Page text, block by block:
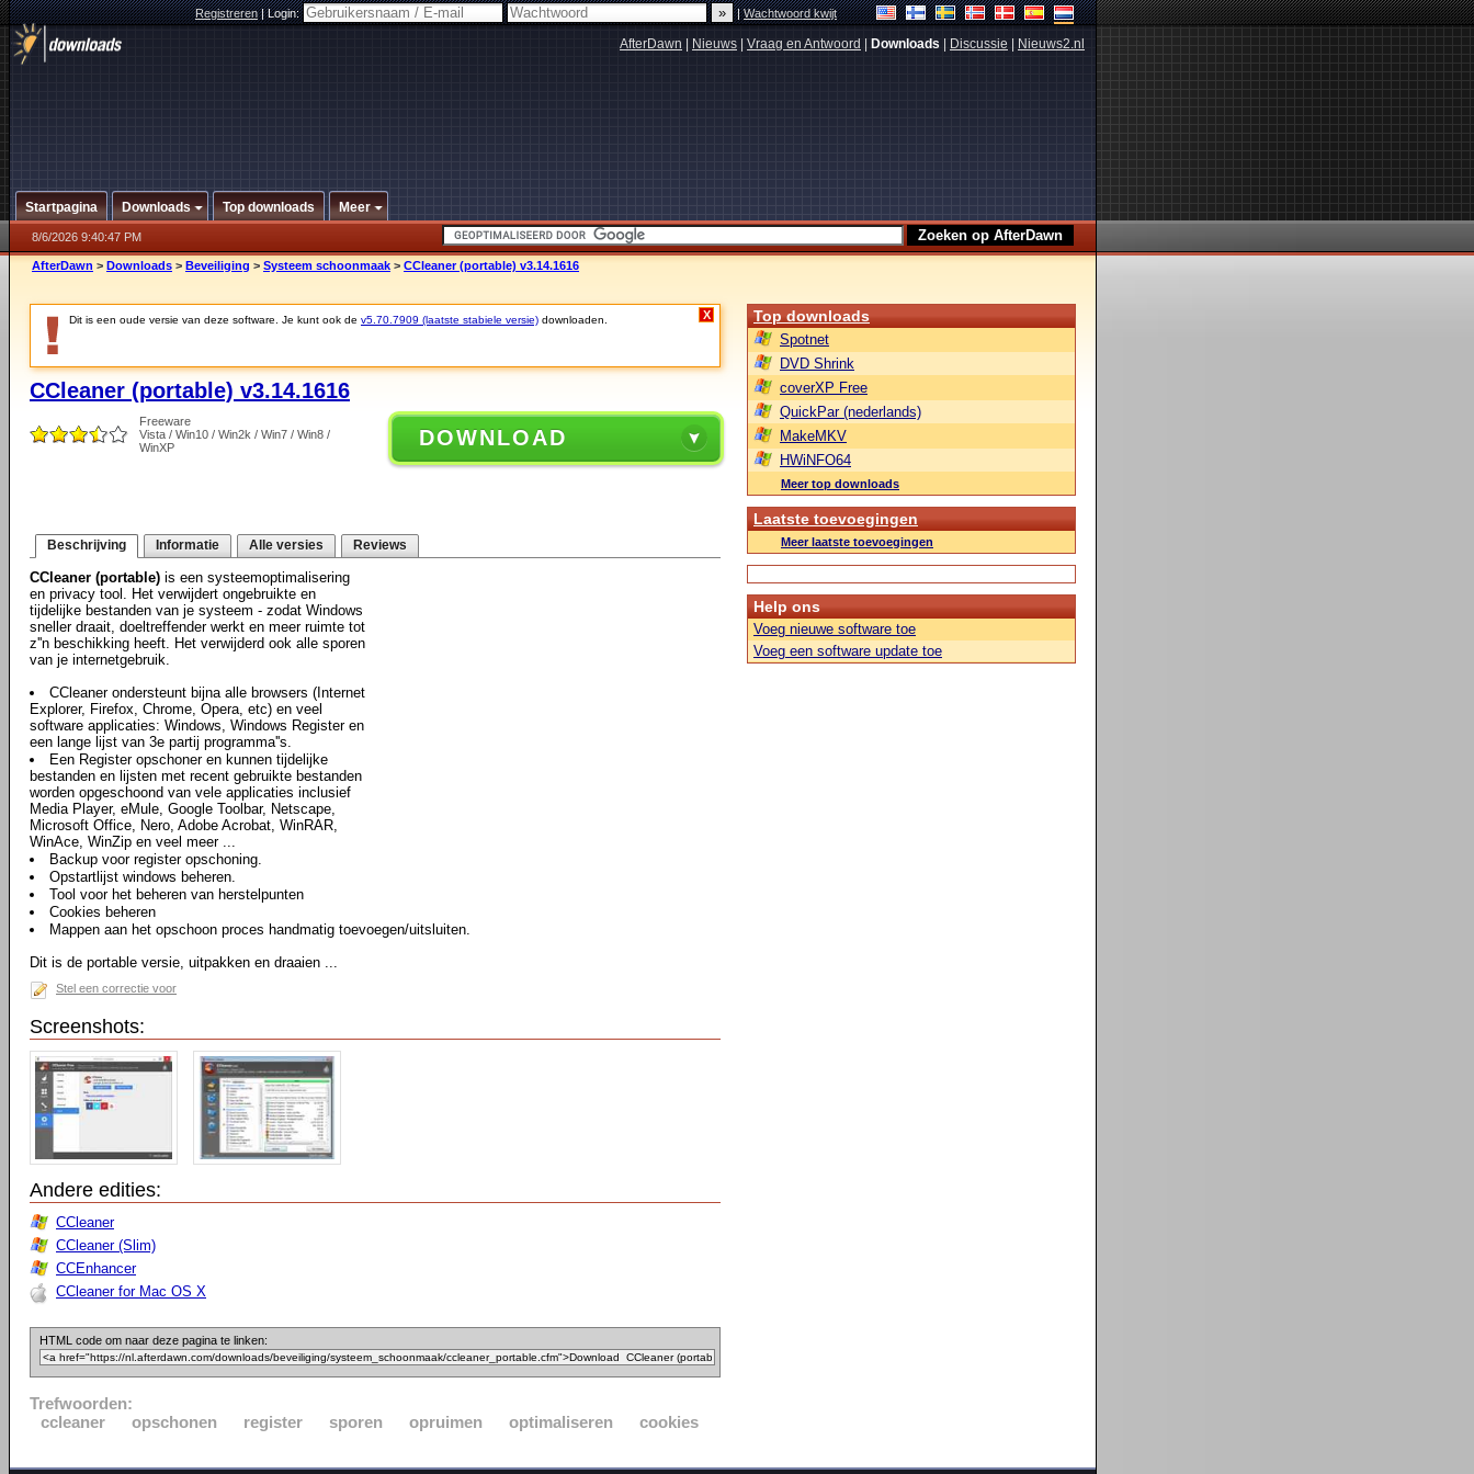
Registreren|Login: |Wachtwoord kwijt
AfterDawn Nieuws Vraag en Antwoord Downloads Discussie Nieuws2.nl
Startpagina Downloads Top downloads Meer
8/6/2026 9:40:47 PM
AfterDawn > Downloads > Beveiliging > Systeem schoonmaak > CCleaner (portable) v3.14.1616
Dit is een oude versie van deze software. Je kunt ook de v5.70.7909 (laatste stabiele versie) downloaden. X
CCleaner (portable) v3.14.1616
Freeware
Vista / Win10 / Win2k / Win7 / Win8 /
WinXP
DOWNLOAD
Beschrijving Informatie Alle versies Reviews
CCleaner (portable) is een systeemoptimalisering
en privacy tool. Het verwijdert ongebruikte en
tijdelijke bestanden van je systeem - zodat Windows
sneller draait, doeltreffender werkt en meer ruimte tot
z''n beschikking heeft. Het verwijderd ook alle sporen
van je internetgebruik.
CCleaner ondersteunt bijna alle browsers (Internet
Explorer, Firefox, Chrome, Opera, etc) en veel
software applicaties: Windows, Windows Register en
een lange lijst van 3e partij programma''s.
Een Register opschoner en kunnen tijdelijke
bestanden en lijsten met recent gebruikte bestanden
worden opgeschoond van vele applicaties inclusief
Media Player, eMule, Google Toolbar, Netscape,
Microsoft Office, Nero, Adobe Acrobat, WinRAR,
WinAce, WinZip en veel meer ...
Backup voor register opschoning.
Opstartlijst windows beheren.
Tool voor het beheren van herstelpunten
Cookies beheren
Mappen aan het opschoon proces handmatig toevoegen/uitsluiten.
Dit is de portable versie, uitpakken en draaien ...
Stel een correctie voor
Screenshots:
Andere edities:
CCleaner
CCleaner (Slim)
CCEnhancer
CCleaner for Mac OS X
HTML code om naar deze pagina te linken:
Trefwoorden:
ccleaner
opschonen register sporen opruimen optimaliseren cookies
Top downloads
Spotnet
DVD Shrink
coverXP Free
QuickPar (nederlands)
MakeMKV
HWiNFO64
Meer top downloads
Laatste toevoegingen
Meer laatste toevoegingen
Help ons
Voeg nieuwe software toe
Voeg een software update toe